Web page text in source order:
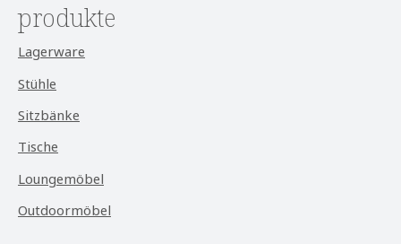
produkte
Lagerware
Stühle
Sitzbänke
Tische
Loungemöbel
Outdoormöbel